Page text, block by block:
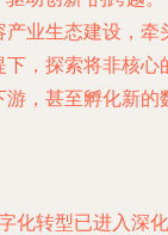
产业生态建设，牵
，探索将非核心
，甚至孵化新的
化转型已进入深化